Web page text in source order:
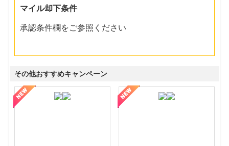
マイル却下条件
承認条件欄をご参照ください
その他おすすめキャンペーン